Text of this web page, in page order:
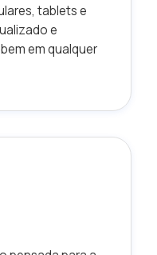
tablets e
e
em qualquer